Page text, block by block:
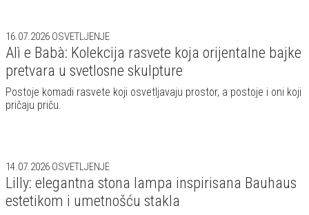
16.07.2026 OSVETLJENJE
Alì e Babà: Kolekcija rasvete koja orijentalne bajke
pretvara u svetlosne skulpture
Postoje komadi rasvete koji osvetljavaju prostor, a postoje i oni koji
pričaju priču.
14.07.2026 OSVETLJENJE
Lilly: elegantna stona lampa inspirisana Bauhaus
estetikom i umetnošću stakla